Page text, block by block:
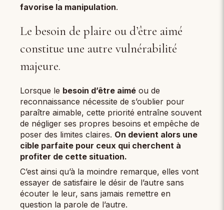
favorise la manipulation.
Le besoin de plaire ou d’être aimé
constitue une autre vulnérabilité
majeure.
Lorsque le besoin d’être aimé ou de
reconnaissance nécessite de s’oublier pour
paraître aimable, cette priorité entraîne souvent
de négliger ses propres besoins et empêche de
poser des limites claires. On devient alors une
cible parfaite pour ceux qui cherchent à
profiter de cette situation.
C’est ainsi qu’à la moindre remarque, elles vont
essayer de satisfaire le désir de l’autre sans
écouter le leur, sans jamais remettre en
question la parole de l’autre.